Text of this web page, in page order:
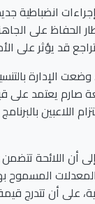
انضباطية
الحفاظ على
وضعت الإدارة
صارم يعتمد على
اللاعبين
أن اللائحة
المسموح
على أن تتدرج